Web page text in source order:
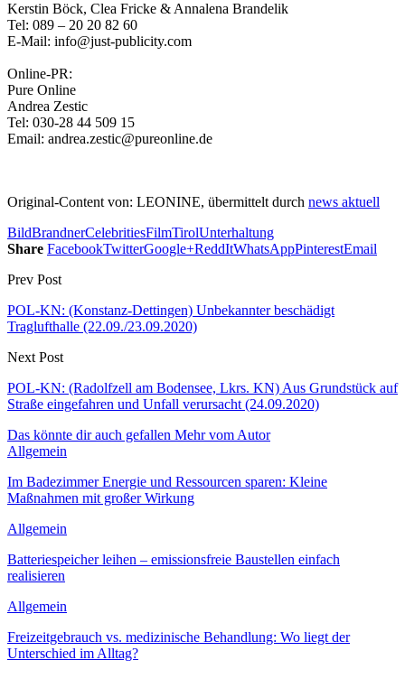
Kerstin Böck, Clea Fricke & Annalena Brandelik
Tel: 089 – 20 20 82 60
E-Mail: info@just-publicity.com
Online-PR:
Pure Online
Andrea Zestic
Tel: 030-28 44 509 15
Email: andrea.zestic@pureonline.de
Original-Content von: LEONINE, übermittelt durch news aktuell
BildBrandnerCelebritiesFilmTirolUnterhaltung
Share FacebookTwitterGoogle+ReddItWhatsAppPinterestEmail
Prev Post
POL-KN: (Konstanz-Dettingen) Unbekannter beschädigt
Traglufthalle (22.09./23.09.2020)
Next Post
POL-KN: (Radolfzell am Bodensee, Lkrs. KN) Aus Grundstück auf
Straße eingefahren und Unfall verursacht (24.09.2020)
Das könnte dir auch gefallen Mehr vom Autor
Allgemein
Im Badezimmer Energie und Ressourcen sparen: Kleine
Maßnahmen mit großer Wirkung
Allgemein
Batteriespeicher leihen – emissionsfreie Baustellen einfach
realisieren
Allgemein
Freizeitgebrauch vs. medizinische Behandlung: Wo liegt der
Unterschied im Alltag?